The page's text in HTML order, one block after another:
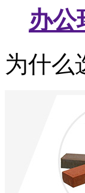
办公
为什么